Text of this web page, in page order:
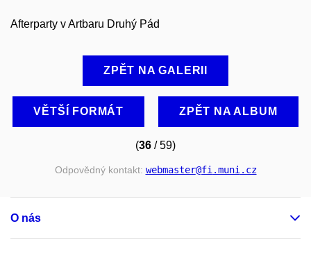
Afterparty v Artbaru Druhý Pád
ZPĚT NA GALERII
VĚTŠÍ FORMÁT ZPĚT NA ALBUM
(36 / 59)
Odpovědný kontakt: webmaster@fi .muni .cz
O nás